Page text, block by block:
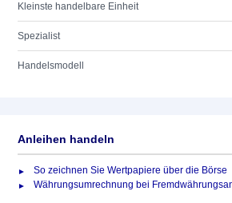
Kleinste handelbare Einheit
Spezialist
Handelsmodell
Anleihen handeln
So zeichnen Sie Wertpapiere über die Börse
Währungsumrechnung bei